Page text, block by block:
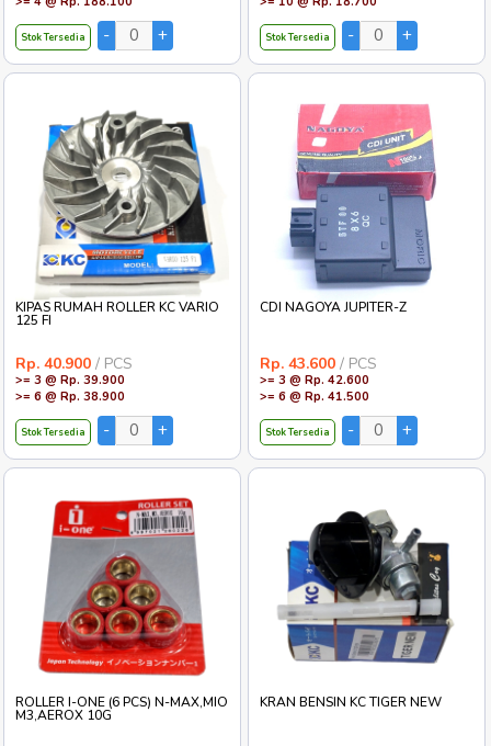
Stok Tersedia Stok Tersedia
KIPAS RUMAH ROLLER KC VARIO
125 FI
Rp. 40.900 / PCS
>= 3 @ Rp. 39.900
>= 6 @ Rp. 38.900
Stok Tersedia
CDI NAGOYA JUPITER-Z
Rp. 43.600 / PCS
>= 3 @ Rp. 42.600
>= 6 @ Rp. 41.500
Stok Tersedia
ROLLER I-ONE (6 PCS) N-MAX,MIO
M3,AEROX 10G
KRAN BENSIN KC TIGER NEW